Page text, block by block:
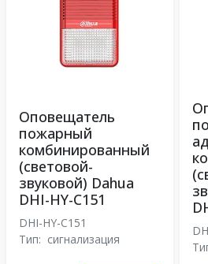
Оповещатель
пожарный
комбинированный
(световой-
звуковой) Dahua
DHI-HY-C151
DHI-HY-C151
Тип: сигнализация